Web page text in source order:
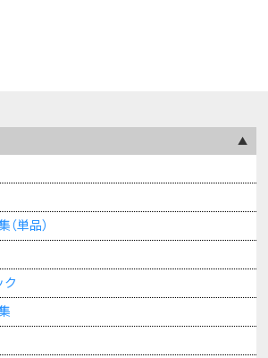
、利用の停止、消去及び第三者への提供の
記録の開示等を求められる場合、遅滞なく
す。下記までお問い合わせ下さい。
インバスケット研究所 個人情報お問い
号） 072-242-8950
privacy@inbasket.co.jp
いて：https://www.inbasket.co.jp/privacy/
いて
単品）
ク